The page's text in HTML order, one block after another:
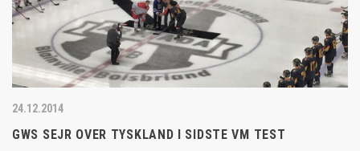
24.12.2014
GWS SEJR OVER TYSKLAND I SIDSTE VM TEST